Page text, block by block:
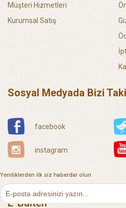
Müşteri Hizmetleri
Kurumsal Satış
Sosyal Medyada Bizi
facebook
instagram
Yeniliklerden ilk siz haberdar olun
E-Bülten